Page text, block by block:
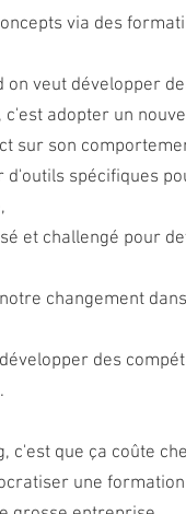
via des
on veut développer
adopter un
sur son
spécifiques
et challengé pour
changement
des
c'est que ça coûte
une